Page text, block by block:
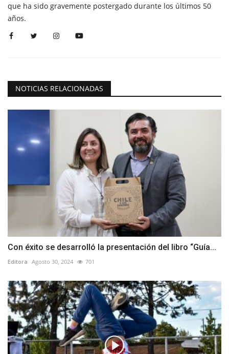
que ha sido gravemente postergado durante los últimos 50
años.
NOTICIAS RELACIONADAS
Con éxito se desarrolló la presentación del libro “Guía...
Editora Agosto 30, 2024 701